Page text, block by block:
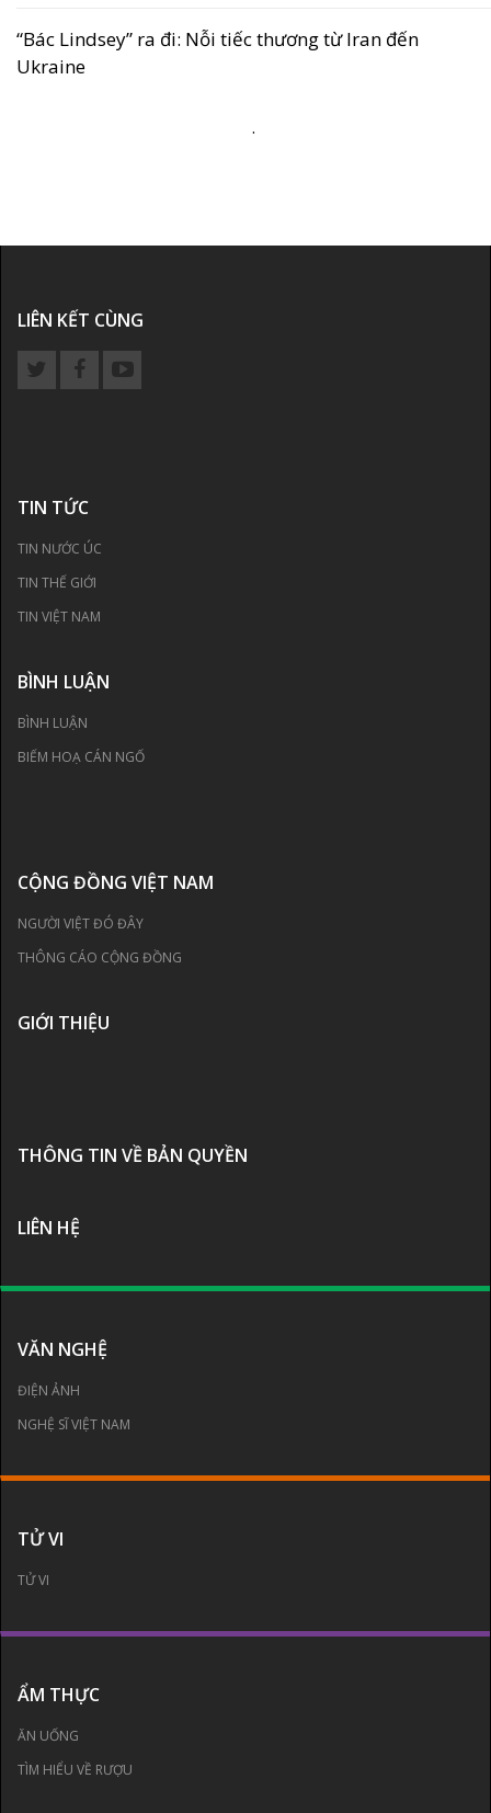
“Bác Lindsey” ra đi: Nỗi tiếc thương từ Iran đến
Ukraine
.
LIÊN KẾT CÙNG
TIN TỨC
TIN NƯỚC ÚC
TIN THẾ GIỚI
TIN VIỆT NAM
BÌNH LUẬN
BÌNH LUẬN
BIẾM HOẠ CÁN NGỐ
CỘNG ĐỒNG VIỆT NAM
NGƯỜI VIỆT ĐÓ ĐÂY
THÔNG CÁO CỘNG ĐỒNG
GIỚI THIỆU
THÔNG TIN VỀ BẢN QUYỀN
LIÊN HỆ
VĂN NGHỆ
ĐIỆN ẢNH
NGHỆ SĨ VIỆT NAM
TỬ VI
TỬ VI
ẨM THỰC
ĂN UỐNG
TÌM HIỂU VỀ RƯỢU